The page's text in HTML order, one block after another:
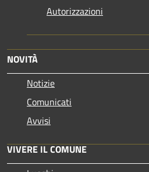
Autorizzazioni
NOVITÀ
Notizie
Comunicati
Avvisi
VIVERE IL COMUNE